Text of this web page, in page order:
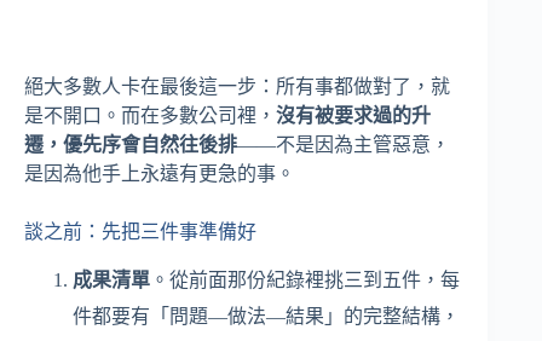
絕大多數人卡在最後這一步：所有事都做對了，就
是不開口。而在多數公司裡， 沒有被要求過的升
遷，優先序會自然往後排——不是因為主管惡意，
是因為他手上永遠有更急的事。
談之前：先把三件事準備好
成果清單 。從前面那份紀錄裡挑三到五件，每
件都要有「問題—做法—結果」的完整結構，